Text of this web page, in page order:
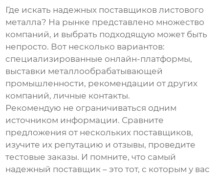
Где искать надежных поставщиков листового
металла? На рынке представлено множество
компаний, и выбрать подходящую может быть
непросто. Вот несколько вариантов:
специализированные онлайн-платформы,
выставки металлообрабатывающей
промышленности, рекомендации от других
компаний, личные контакты.
Рекомендую не ограничиваться одним
источником информации. Сравните
предложения от нескольких поставщиков,
изучите их репутацию и отзывы, проведите
тестовые заказы. И помните, что самый
надежный поставщик – это тот, с которым у вас